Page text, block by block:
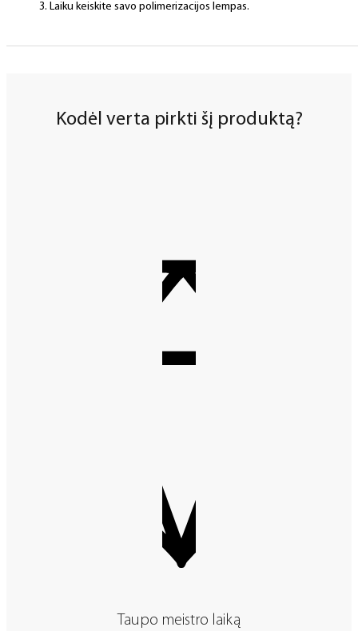
Laiku keiskite savo polimerizacijos lempas.
Kodėl verta pirkti šį produktą?
Taupo meistro laiką